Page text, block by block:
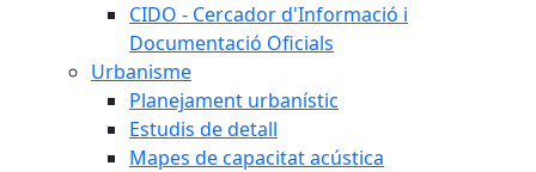
CIDO - Cercador d'Informació i
Documentació Oficials
Urbanisme
Planejament urbanístic
Estudis de detall
Mapes de capacitat acústica